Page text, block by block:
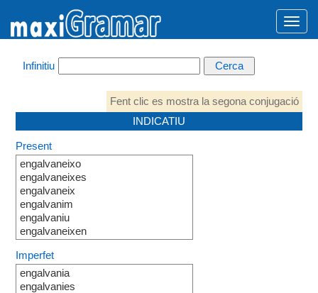
Infinitiu
Fent clic es mostra la segona conjugació
INDICATIU
Present
engalvaneixo
engalvaneixes
engalvaneix
engalvanim
engalvaniu
engalvaneixen
Imperfet
engalvania
engalvanies